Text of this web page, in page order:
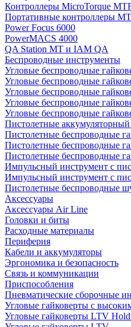
Контроллеры MicroTorque
Портативные контроллеры
Power Focus 6000
PowerMACS 4000
QA Station MT и IAM QA
Беспроводные инструменты
Угловые беспроводные
Угловые беспроводные
Угловые беспроводные
Угловые беспроводные
Угловые беспроводные
Пистолетные аккумуляторный
Пистолетные беспроводные
Пистолетные беспроводные
Пистолетные беспроводные
Импульсный инструмент с
Импульсный инструмент с
Пистолетные беспроводные
Аксессуары
Аксессуары Air Line
Головки и биты
Расходные материалы
Периферия
Кабели и аккумуляторы
Эргономика и безопасность
Связь и коммуникации
Приспособления
Пневматические сборочные
Угловые гайковерты с
Угловые гайковерты LTV